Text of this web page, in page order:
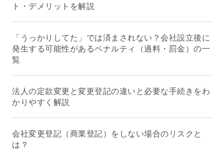
ト・デメリットを解説
「うっかりしてた」では済まされない？会社設立後に
発生する可能性があるペナルティ（過料・罰金）の一
覧
法人の定款変更と変更登記の違いと必要な手続きをわ
かりやすく解説
会社変更登記（商業登記）をしない場合のリスクと
は？